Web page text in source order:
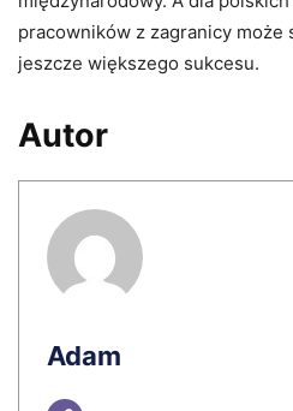
pracowników z zagranicy może
jeszcze większego sukcesu.
Autor
Adam